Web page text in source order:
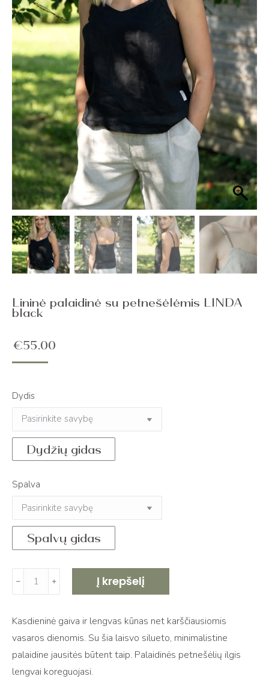
Lininė palaidinė su petnešėlėmis LINDA
black
€55.00
Dydis
Dydžių gidas
Spalva
Spalvų gidas
produkto
kiekis:
palaidinė
su
petnešėlėmis
LINDA
﹣ ﹢ Į krepšelį
Kasdieninė gaiva ir lengvas kūnas net karščiausiomis
vasaros dienomis. Su šia laisvo silueto, minimalistine
palaidine jausitės būtent taip. Palaidinės petnešėlių ilgis
lengvai koreguojasi.